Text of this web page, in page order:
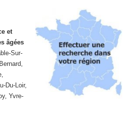
et
âgées
Sur-
Du-Loir,
Yvre-